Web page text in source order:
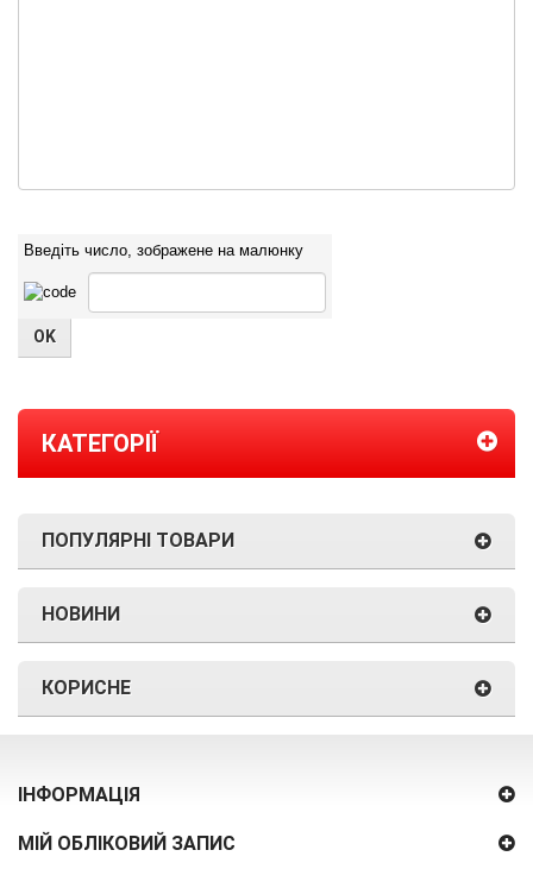
Введіть число, зображене на малюнку
КАТЕГОРІЇ
ПОПУЛЯРНІ ТОВАРИ
НОВИНИ
КОРИСНЕ
ІНФОРМАЦІЯ
МІЙ ОБЛІКОВИЙ ЗАПИС